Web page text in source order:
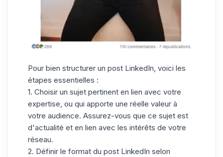
Pour bien structurer un post LinkedIn, voici les
étapes essentielles :
1. Choisir un sujet pertinent en lien avec votre
expertise, ou qui apporte une réelle valeur à
votre audience. Assurez-vous que ce sujet est
d'actualité et en lien avec les intérêts de votre
réseau.
2. Définir le format du post LinkedIn selon